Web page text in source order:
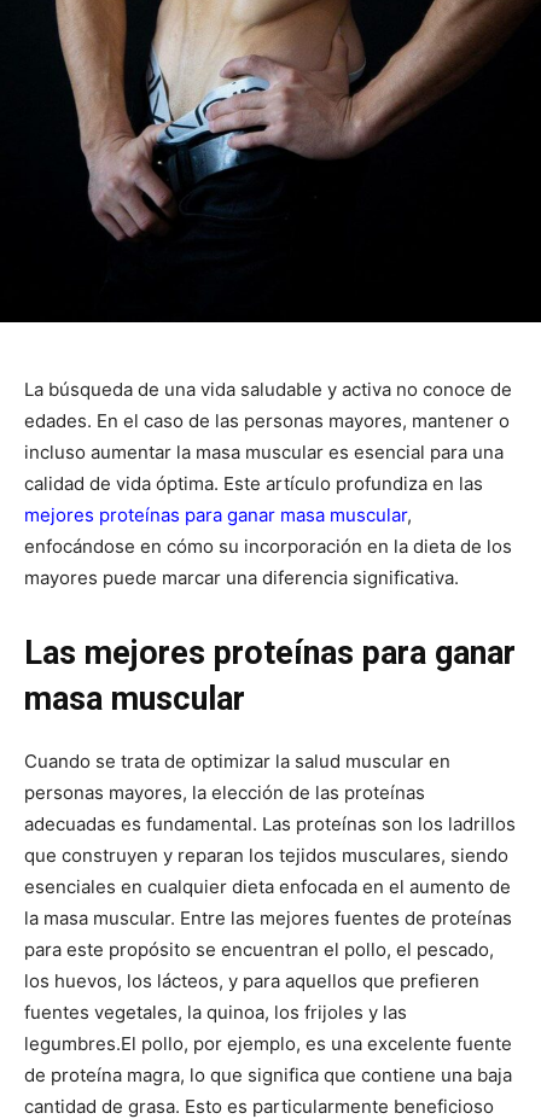
La búsqueda de una vida saludable y activa no conoce de
edades. En el caso de las personas mayores, mantener o
incluso aumentar la masa muscular es esencial para una
calidad de vida óptima. Este artículo profundiza en las
mejores proteínas para ganar masa muscular,
enfocándose en cómo su incorporación en la dieta de los
mayores puede marcar una diferencia significativa.
Las mejores proteínas para ganar
masa muscular
Cuando se trata de optimizar la salud muscular en
personas mayores, la elección de las proteínas
adecuadas es fundamental. Las proteínas son los ladrillos
que construyen y reparan los tejidos musculares, siendo
esenciales en cualquier dieta enfocada en el aumento de
la masa muscular. Entre las mejores fuentes de proteínas
para este propósito se encuentran el pollo, el pescado,
los huevos, los lácteos, y para aquellos que prefieren
fuentes vegetales, la quinoa, los frijoles y las
legumbres.El pollo, por ejemplo, es una excelente fuente
de proteína magra, lo que significa que contiene una baja
cantidad de grasa. Esto es particularmente beneficioso